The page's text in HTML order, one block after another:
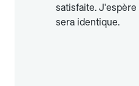
satisfaite.
sera identique.